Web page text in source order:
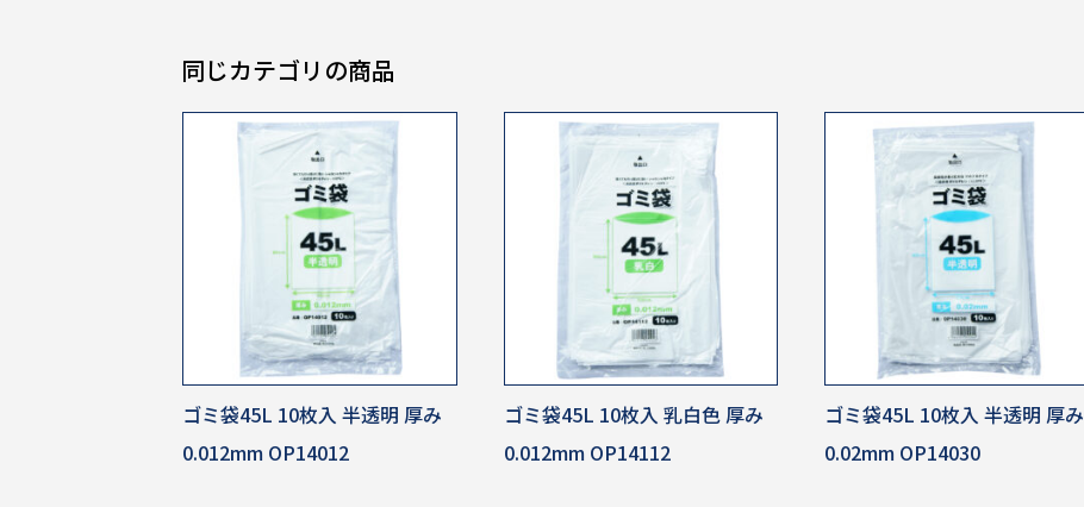
同じカテゴリの商品
ゴミ袋45L 10枚入 半透明 厚み
0.012mm OP14012
ゴミ袋45L 10枚入 乳白色 厚み
0.012mm OP14112
ゴミ袋45L 10枚入 半透明 厚み
0.02mm OP14030